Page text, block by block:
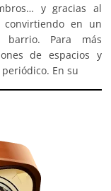
y gracias al
convirtiendo en un
Para más
de espacios y
En su